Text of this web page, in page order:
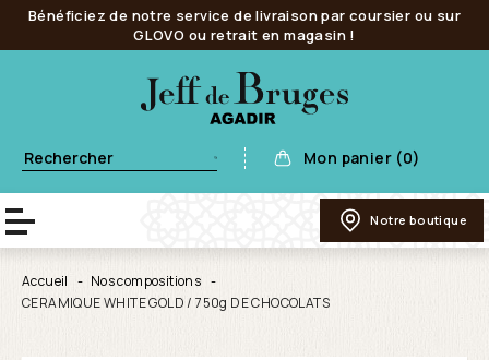
Bénéficiez de notre service de livraison par coursier ou sur
GLOVO ou retrait en magasin !
Mon panier (0)
Notre boutique
Accueil
Nos compositions
CERAMIQUE WHITE GOLD / 750g DE CHOCOLATS